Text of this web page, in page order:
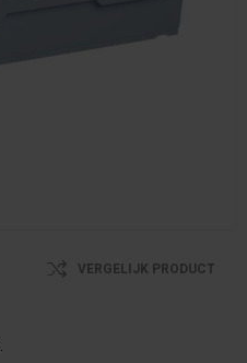
VERGELIJK PRODUCT